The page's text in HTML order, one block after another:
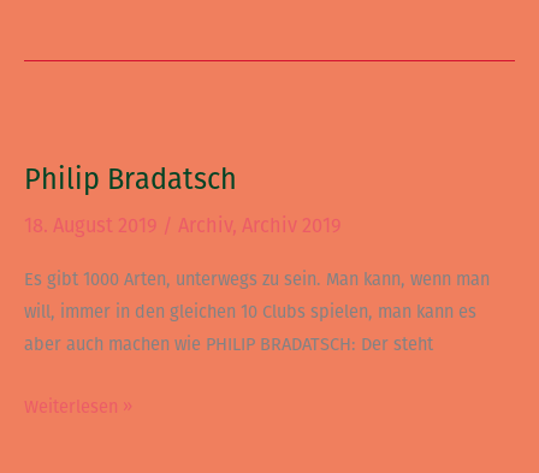
Philip Bradatsch
18. August 2019 / Archiv, Archiv 2019
Es gibt 1000 Arten, unterwegs zu sein. Man kann, wenn man
will, immer in den gleichen 10 Clubs spielen, man kann es
aber auch machen wie PHILIP BRADATSCH: Der steht
Weiterlesen »